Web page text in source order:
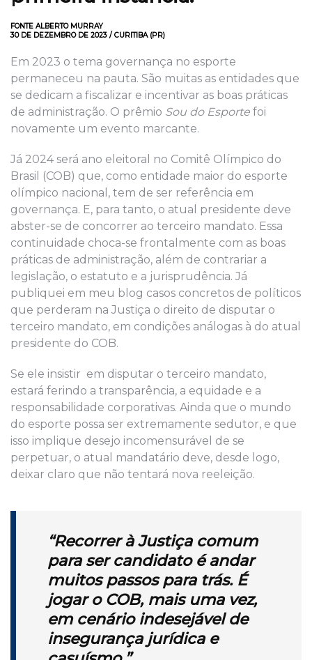
FONTE ALBERTO MURRAY
30 DE DEZEMBRO DE 2023 / CURITIBA (PR)
Em 2023 o tema governança no esporte
permaneceu na pauta. São muitas as entidades que
se dedicam a fiscalizar e incentivar as boas práticas
de administração. O prêmio Sou do Esporte foi
novamente um evento marcante.
Já 2024 será ano eleitoral no Comitê Olímpico do
Brasil (COB) que, como entidade maior do esporte
olímpico nacional, tem de ser referência em
governança. E, para tanto, o atual presidente deve
abster-se de concorrer ao terceiro mandato. Essa
continuidade choca-se frontalmente com as boas
práticas de administração, além de contrariar a
legislação, o estatuto e a jurisprudência. Já
publiquei em meu blog casos concretos de políticos
que perderam na Justiça o direito de disputar o
terceiro mandato, em condições análogas à do atual
presidente do COB.
Se ele insistir em disputar o terceiro mandato,
estará ferindo a transparência, a equidade e a
responsabilidade corporativas. Ainda que o mundo
do esporte possa ser extremamente sedutor, e que
isso implique desejo incomensurável de se
perpetuar, o atual mandatário deve, desde logo,
deixar claro que não tentará nova reeleição.
“Recorrer à Justiça comum
para ser candidato é andar
muitos passos para trás. É
jogar o COB, mais uma vez,
em cenário indesejável de
insegurança jurídica e